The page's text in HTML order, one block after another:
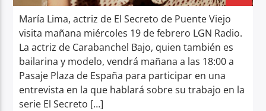
María Lima, actriz de El Secreto de Puente Viejo
visita mañana miércoles 19 de febrero LGN Radio.
La actriz de Carabanchel Bajo, quien también es
bailarina y modelo, vendrá mañana a las 18:00 a
Pasaje Plaza de España para participar en una
entrevista en la que hablará sobre su trabajo en la
serie El Secreto […]